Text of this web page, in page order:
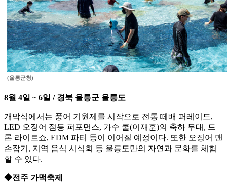
(울릉군청)
8월 4일 ~ 6일 / 경북 울릉군 울릉도
개막식에서는 풍어 기원제를 시작으로 전통 떼배 퍼레이드,
LED 오징어 점등 퍼포먼스, 가수 쿨(이재훈)의 축하 무대, 드
론 라이트쇼, EDM 파티 등이 이어질 예정이다. 또한 오징어 맨
손잡기, 지역 음식 시식회 등 울릉도만의 자연과 문화를 체험
할 수 있다.
◆전주 가맥축제